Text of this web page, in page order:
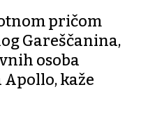
pričom
Gareščanina,
osoba
kaže